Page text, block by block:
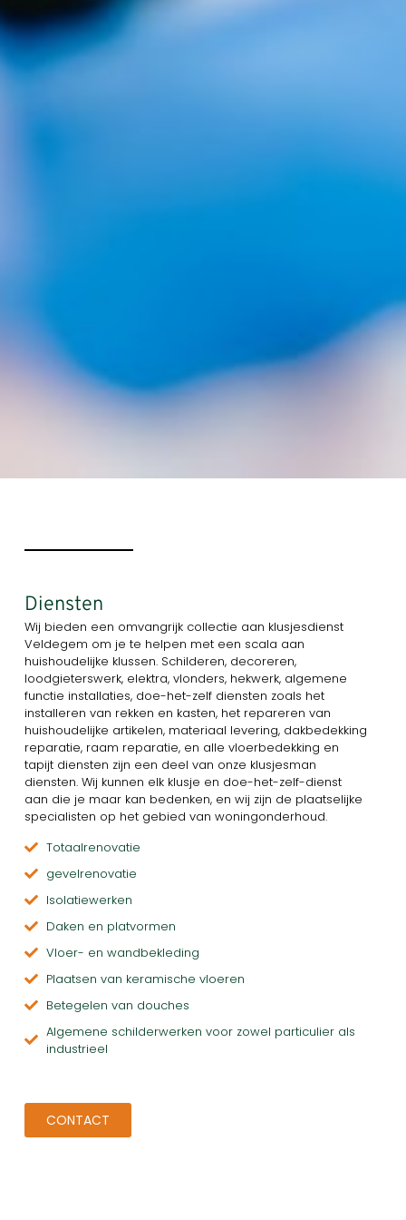
Diensten
Wij bieden een omvangrijk collectie aan klusjesdienst
Veldegem om je te helpen met een scala aan
huishoudelijke klussen. Schilderen, decoreren,
loodgieterswerk, elektra, vlonders, hekwerk, algemene
functie installaties, doe-het-zelf diensten zoals het
installeren van rekken en kasten, het repareren van
huishoudelijke artikelen, materiaal levering, dakbedekking
reparatie, raam reparatie, en alle vloerbedekking en
tapijt diensten zijn een deel van onze klusjesman
diensten. Wij kunnen elk klusje en doe-het-zelf-dienst
aan die je maar kan bedenken, en wij zijn de plaatselijke
specialisten op het gebied van woningonderhoud.
Totaalrenovatie
gevelrenovatie
Isolatiewerken
Daken en platvormen
Vloer- en wandbekleding
Plaatsen van keramische vloeren
Betegelen van douches
Algemene schilderwerken voor zowel particulier als
industrieel
CONTACT